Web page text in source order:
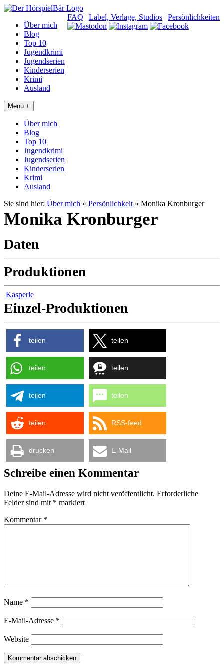
FAQ | Label, Verlage, Studios | Persönlichkeiten
Über mich
Blog
Top 10
Jugendkrimi
Jugendserien
Kinderserien
Krimi
Ausland
Menü +
Über mich
Blog
Top 10
Jugendkrimi
Jugendserien
Kinderserien
Krimi
Ausland
Sie sind hier: Über mich » Persönlichkeit » Monika Kronburger
Monika Kronburger
Daten
Produktionen
Kasperle
Einzel-Produktionen
teilen teilen
teilen teilen
teilen teilen
teilen RSS-feed
drucken E-Mail
Schreibe einen Kommentar
Deine E-Mail-Adresse wird nicht veröffentlicht. Erforderliche
Felder sind mit * markiert
Kommentar *
Name *
E-Mail-Adresse *
Website